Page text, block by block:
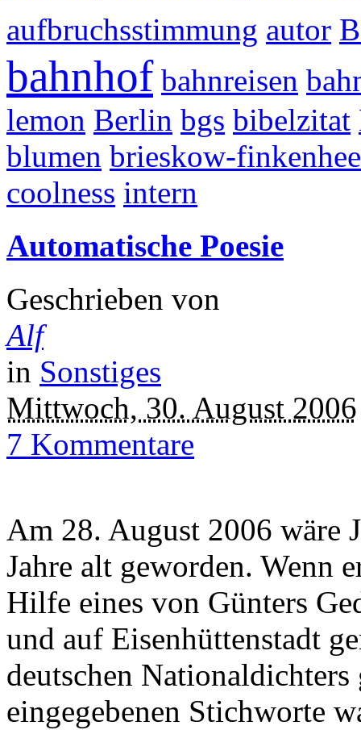
aufbruchsstimmung autor
bahnhof bahnreisen
lemon Berlin bgs bibelzitat
blumen brieskow-
coolness intern
Automatische Poesie
Geschrieben von
Alf
in Sonstiges
Mittwoch, 30. August 2006
7 Kommentare
Am 28. August 2006 wäre
Jahre alt geworden. Wenn
Hilfe eines von Günters
und auf Eisenhüttenstadt
deutschen
eingegebenen Stichworte